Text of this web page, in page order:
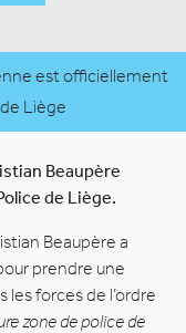
est officiellement
Liège
Beaupère
de Liège.
Beaupère a
prendre une
forces de l’ordre
zone de police de